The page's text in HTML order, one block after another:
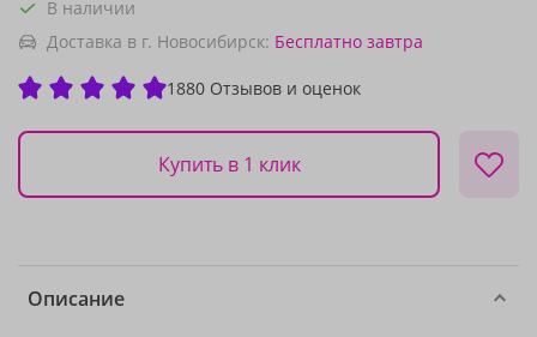
В наличии
Доставка в г. Новосибирск: Бесплатно завтра
1880 Отзывов и оценок
Купить в 1 клик
Описание